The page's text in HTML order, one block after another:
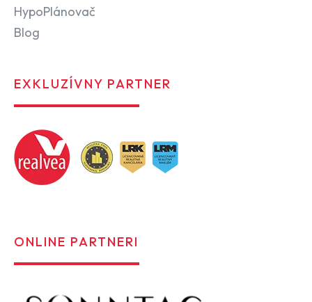
HypoPlánovač
Blog
EXKLUZÍVNY PARTNER
ONLINE PARTNERI